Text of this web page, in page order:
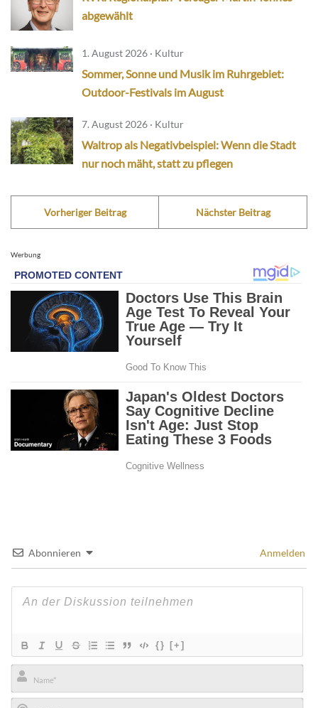
abgewählt
1. August 2026 · Kultur
Sommer, Sonne und Musik im Ruhrgebiet:
Outdoor-Festivals im August
7. August 2026 · Kultur
Waltrop als Negativbeispiel: Wenn die Stadt
nur noch mäht, statt zu pflegen
Vorheriger Beitrag Nächster Beitrag
Werbung
Abonnieren Anmelden
{} [+]
Name*